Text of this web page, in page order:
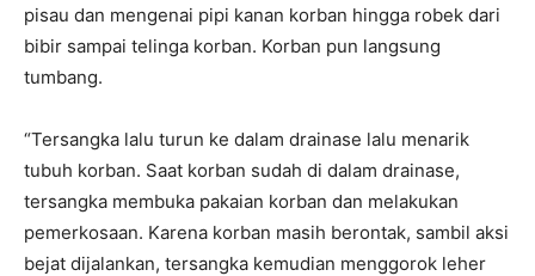
pisau dan mengenai pipi kanan korban hingga robek dari
bibir sampai telinga korban. Korban pun langsung
tumbang.
“Tersangka lalu turun ke dalam drainase lalu menarik
tubuh korban. Saat korban sudah di dalam drainase,
tersangka membuka pakaian korban dan melakukan
pemerkosaan. Karena korban masih berontak, sambil aksi
bejat dijalankan, tersangka kemudian menggorok leher